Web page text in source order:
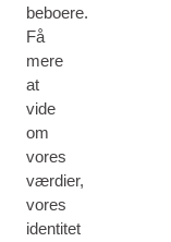
beboere.
Få
mere
at
vide
om
vores
værdier,
vores
identitet